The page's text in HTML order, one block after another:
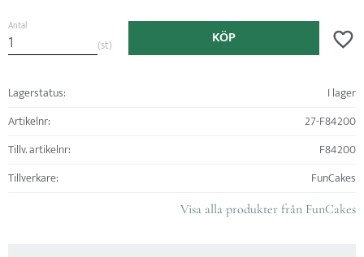
Antal
st KÖP
Lagerstatus
I lager
Artikelnr
27-F84200
Tillv. artikelnr
F84200
Tillverkare
FunCakes
Visa alla produkter från FunCakes